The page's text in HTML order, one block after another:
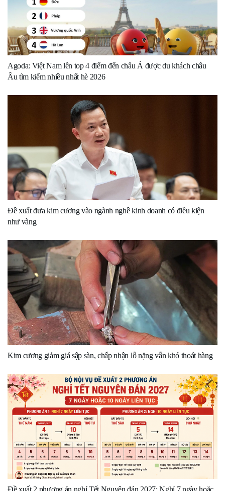
Agoda: Việt Nam lên top 4 điểm đến châu Á được du khách châu
Âu tìm kiếm nhiều nhất hè 2026
Đề xuất đưa kim cương vào ngành nghề kinh doanh có điều kiện
như vàng
Kim cương giảm giá sập sàn, chấp nhận lỗ nặng vẫn khó thoát hàng
Đề xuất 2 phương án nghỉ Tết Nguyên đán 2027: Nghỉ 7 ngày hoặc